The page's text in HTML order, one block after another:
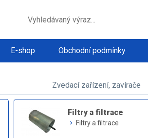
E-shop Obchodní podmínky
Zvedací zařízení, zavírače
Filtry a filtrace
keyboard_arrow_right Filtry a filtrace